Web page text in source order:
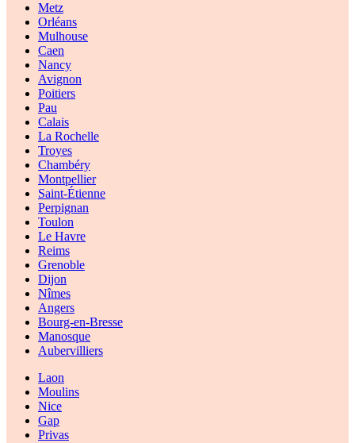
Metz
Orléans
Mulhouse
Caen
Nancy
Avignon
Poitiers
Pau
Calais
La Rochelle
Troyes
Chambéry
Montpellier
Saint-Étienne
Perpignan
Toulon
Le Havre
Reims
Grenoble
Dijon
Nîmes
Angers
Bourg-en-Bresse
Manosque
Aubervilliers
Laon
Moulins
Nice
Gap
Privas